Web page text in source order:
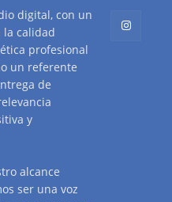
digital, con un
la calidad
profesional
un referente
de
y
alcance
ser una voz